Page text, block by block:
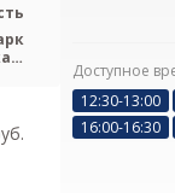
Доступное
12:30-13:00
16:00-16:30